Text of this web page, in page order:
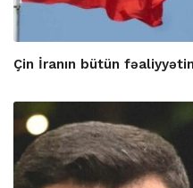
Çin İranın bütün